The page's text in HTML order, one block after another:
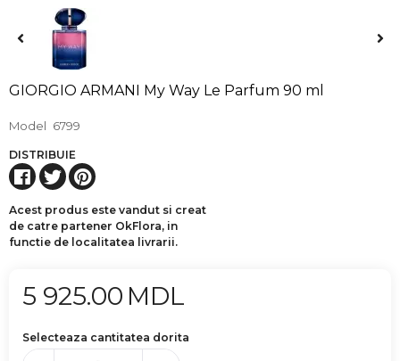
GIORGIO ARMANI My Way Le Parfum 90 ml
Model 6799
DISTRIBUIE
Acest produs este vandut si creat
de catre partener OkFlora, in
functie de localitatea livrarii.
5 925.00 MDL
Selecteaza cantitatea dorita